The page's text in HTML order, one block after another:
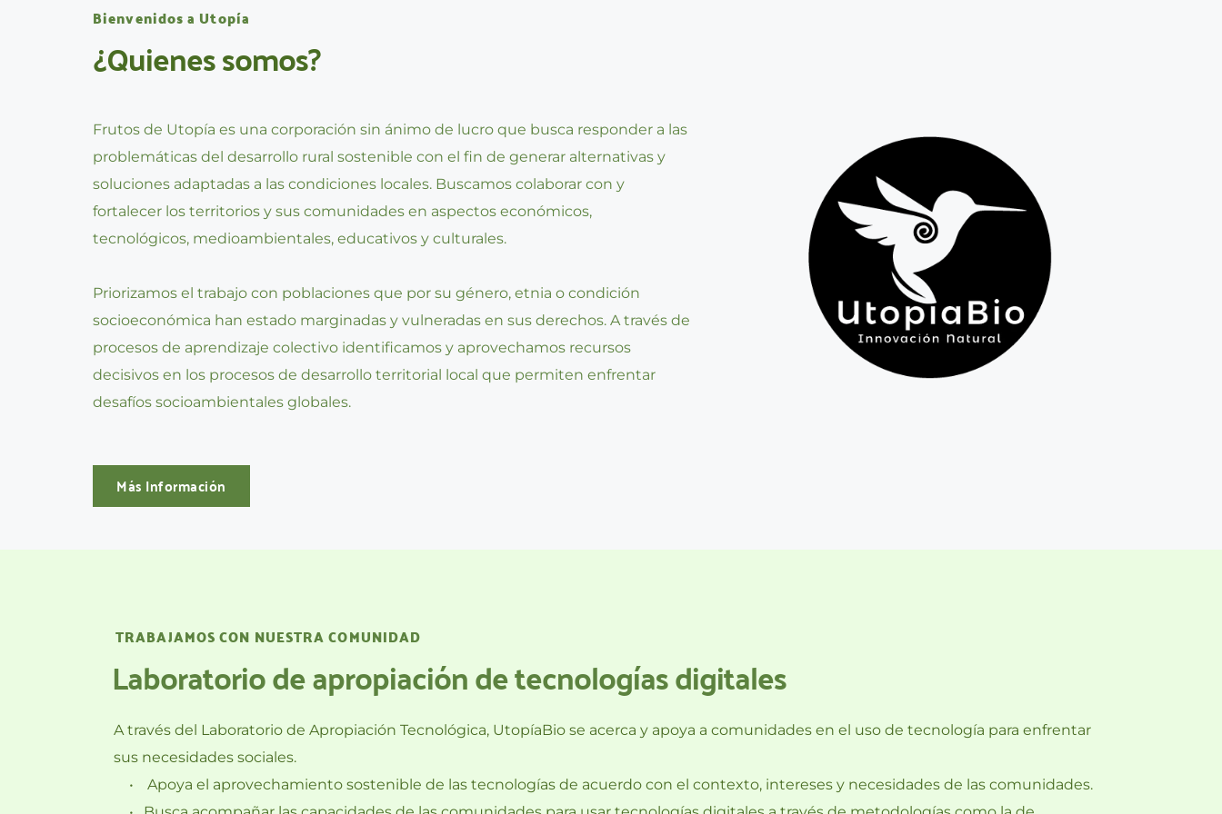
Bienvenidos a Utopía
¿Quienes somos?
Frutos de Utopía es una corporación sin ánimo de lucro que busca responder a las
problemáticas del desarrollo rural sostenible con el fin de generar alternativas y
soluciones adaptadas a las condiciones locales. Buscamos colaborar con y
fortalecer los territorios y sus comunidades en aspectos económicos,
tecnológicos, medioambientales, educativos y culturales.
Priorizamos el trabajo con poblaciones que por su género, etnia o condición
socioeconómica han estado marginadas y vulneradas en sus derechos. A través de
procesos de aprendizaje colectivo identificamos y aprovechamos recursos
decisivos en los procesos de desarrollo territorial local que permiten enfrentar
desafíos socioambientales globales.
Más Información
TRABAJAMOS CON NUESTRA COMUNIDAD
Laboratorio de apropiación de tecnologías digitales
A través del Laboratorio de Apropiación Tecnológica, UtopíaBio se acerca y apoya a comunidades en el uso de tecnología para enfrentar
sus necesidades sociales.
Apoya el aprovechamiento sostenible de las tecnologías de acuerdo con el contexto, intereses y necesidades de las comunidades.